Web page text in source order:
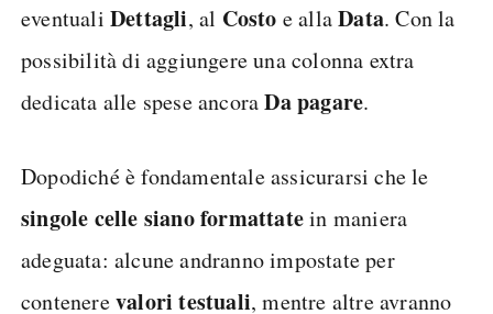
eventuali Dettagli, al Costo e allaData. Con la
possibilità di aggiungere una colonna extra
dedicata alle spese ancoraDa pagare.
Dopodiché è fondamentale assicurarsi che le
singole celle siano formattatein maniera
adeguata: alcune andranno impostate per
contenerevalori testuali, mentre altre avranno